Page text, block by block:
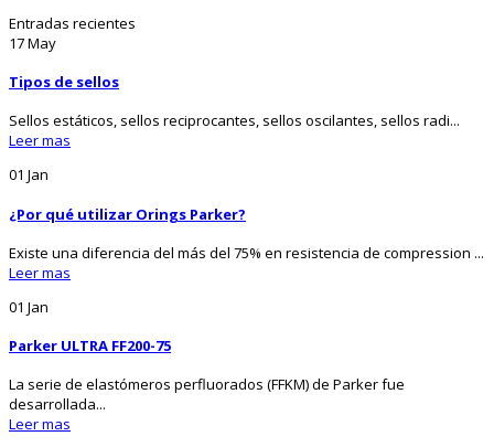
Entradas recientes
17May
Tipos de sellos
Sellos estáticos, sellos reciprocantes, sellos oscilantes, sellos radi...
Leer mas
01 Jan
¿Por qué utilizar Orings Parker?
Existe una diferencia del más del 75% en resistencia de compression ...
Leer mas
01 Jan
Parker ULTRA FF200-75
La serie de elastómeros perfluorados (FFKM) de Parker fue
desarrollada...
Leer mas